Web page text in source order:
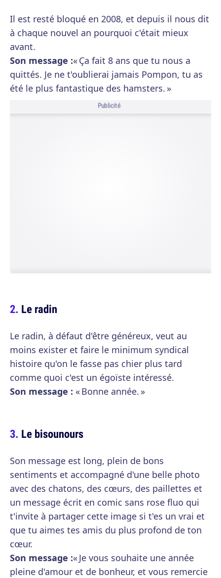
Il est resté bloqué en 2008, et depuis il nous dit
à chaque nouvel an pourquoi c'était mieux
avant.
Son message :« Ça fait 8 ans que tu nous a
quittés. Je ne t'oublierai jamais Pompon, tu as
été le plus fantastique des hamsters. »
Publicité
Le radin
Le radin, à défaut d'être généreux, veut au
moins exister et faire le minimum syndical
histoire qu'on le fasse pas chier plus tard
comme quoi c'est un égoïste intéressé.
Son message : « Bonne année. »
Le bisounours
Son message est long, plein de bons
sentiments et accompagné d'une belle photo
avec des chatons, des cœurs, des paillettes et
un message écrit en comic sans rose fluo qui
t'invite à partager cette image si t'es un vrai et
que tu aimes tes amis du plus profond de ton
cœur.
Son message :« Je vous souhaite une année
pleine d'amour et de bonheur, et vous remercie